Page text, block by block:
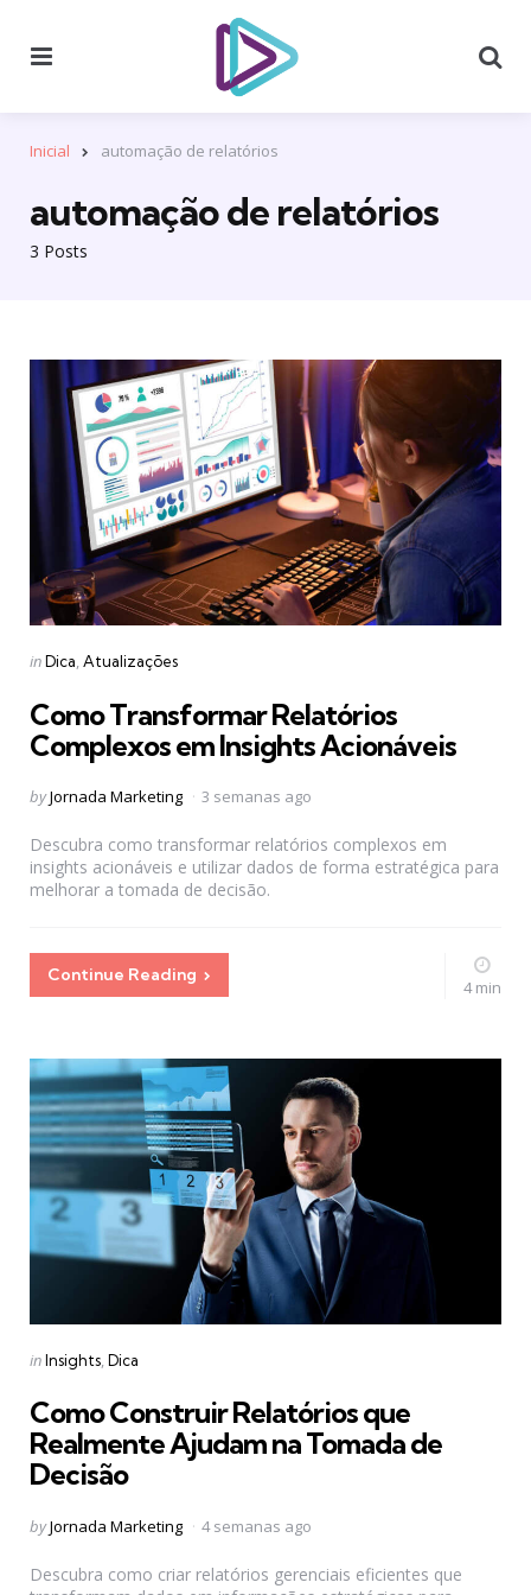
Inicial automação de relatórios
3 Posts
automação de relatórios
Categories
Posted
inDica Atualizações
Como Transformar Relatórios
Complexos em Insights Acionáveis
Posted
byJornada Marketing 3 semanas ago
Descubra como transformar relatórios complexos em
insights acionáveis e utilizar dados de forma estratégica para
melhorar a tomada de decisão.
Continue Reading
4 min
Categories
Posted
inInsights Dica
Como Construir Relatórios que
Realmente Ajudam na Tomada de
Decisão
Posted
byJornada Marketing 4 semanas ago
Descubra como criar relatórios gerenciais eficientes que